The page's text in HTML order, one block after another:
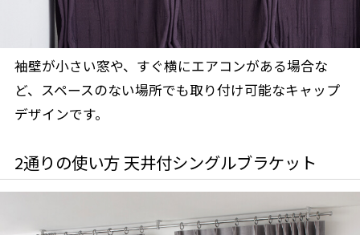
袖壁が小さい窓や、すぐ横にエアコンがある場合な
ど、スペースのない場所でも取り付け可能なキャップ
デザインです。
2通りの使い方 天井付シングルブラケット